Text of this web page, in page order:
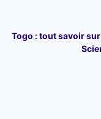
Togo : tout savoir